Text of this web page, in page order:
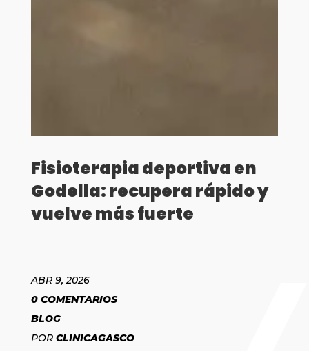
Fisioterapia deportiva en
Godella: recupera rápido y
vuelve más fuerte
ABR 9, 2026
0 COMENTARIOS
BLOG
POR CLINICAGASCO